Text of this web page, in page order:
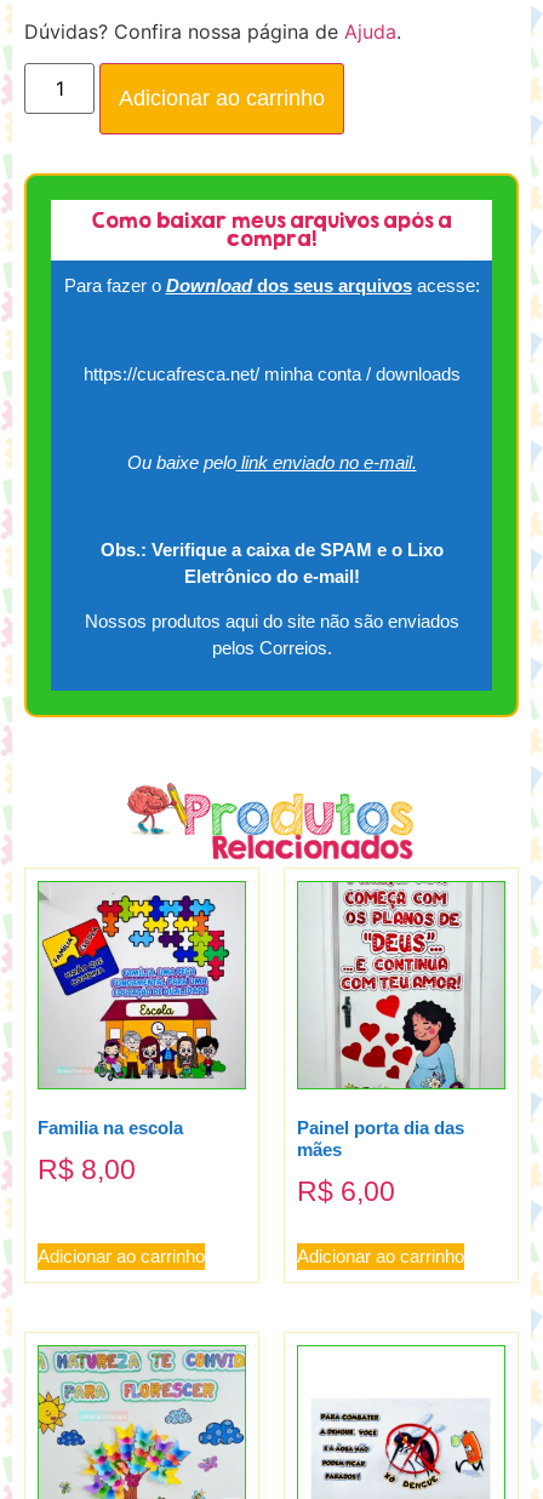
Dúvidas? Confira nossa página de Ajuda.
Adicionar ao carrinho
Como baixar meus arquivos após a
compra!
Para fazer o Downloaddos seus arquivos acesse:
https://cucafresca.net/ minha conta / downloads
Ou baixe pelolink enviado no e-mail.
Obs.: Verifique a caixa de SPAM e o Lixo
Eletrônico do e-mail!
Nossos produtos aqui do site não são enviados
pelos Correios.
Familia na escola
R$ 8,00
Adicionar ao carrinho
Painel porta dia das
mães
R$ 6,00
Adicionar ao carrinho